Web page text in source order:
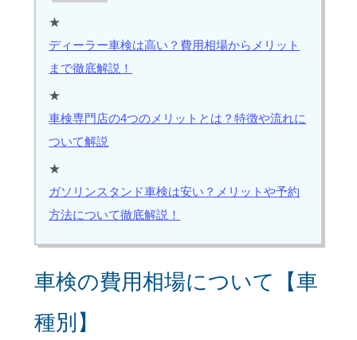
★
ディーラー車検は高い？費用相場からメリット
まで徹底解説！
★
車検専門店の4つのメリットとは？特徴や流れに
ついて解説
★
ガソリンスタンド車検は安い？メリットや予約
方法について徹底解説！
車検の費用相場について【車
種別】